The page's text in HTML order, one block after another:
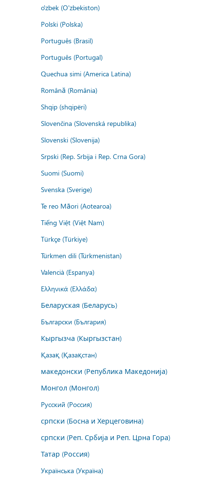
o'zbek (O'zbekiston)
Polski (Polska)
Português (Brasil)
Português (Portugal)
Quechua simi (America Latina)
Română (România)
Shqip (shqipëri)
Slovenčina (Slovenská republika)
Slovenski (Slovenija)
Srpski (Rep. Srbija i Rep. Crna Gora)
Suomi (Suomi)
Svenska (Sverige)
Te reo Māori (Aotearoa)
Tiếng Việt (Việt Nam)
Türkçe (Türkiye)
Türkmen dili (Türkmenistan)
Valencià (Espanya)
Ελληνικά (Ελλάδα)
Беларуская (Беларусь)
Български (България)
Кыргызча (Кыргызстан)
Қазақ (Қазақстан)
македонски (Република Македонија)
Монгол (Монгол)
Русский (Россия)
српски (Босна и Херцеговина)
српски (Реп. Србија и Реп. Црна Гора)
Татар (Россия)
Українська (Україна)